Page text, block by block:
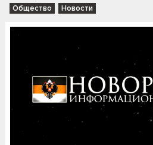
Общество Новости